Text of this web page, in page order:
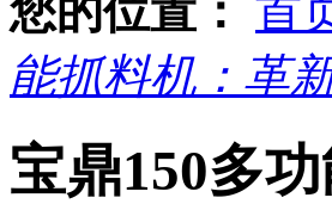
您的位置： 首
能抓料机：革
宝鼎150多